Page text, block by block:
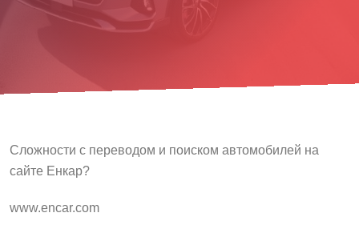
Сложности с переводом и поиском автомобилей на
сайте Енкар?
www.encar.com